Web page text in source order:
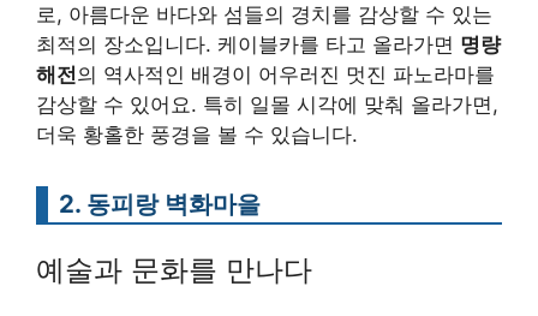
로, 아름다운 바다와 섬들의 경치를 감상할 수 있는
최적의 장소입니다. 케이블카를 타고 올라가면 명량
해전의 역사적인 배경이 어우러진 멋진 파노라마를
감상할 수 있어요. 특히 일몰 시각에 맞춰 올라가면,
더욱 황홀한 풍경을 볼 수 있습니다.
2. 동피랑 벽화마을
예술과 문화를 만나다